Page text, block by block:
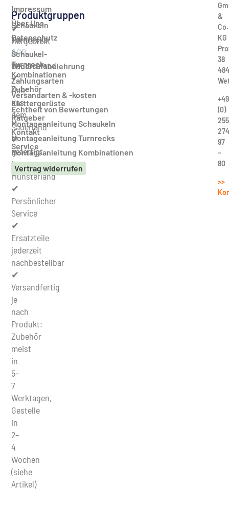
✔
Hergestellt
in
Deutschland
✔
Holz
aus
dem
Sauerland
✔
gefertigt
im
Münsterland
✔
Persönlicher
Service
✔
Ersatzteile
jederzeit
nachbestellbar
✔
Versandfertig
je
nach
Produkt:
Zubehör
meist
in
5–
7
Werktagen,
Gestelle
in
2–
4
Wochen
(siehe
Artikel)
Impressum
Über Uns
Datenschutz
AGB
Widerrufsbelehrung
Zahlungsarten
Versandarten & -kosten
Echtheit von Bewertungen
Montageanleitung Schaukeln
Montageanleitung Turnrecks
Montageanleitung Kombinationen
Vertrag widerrufen
Produktgruppen
Schaukeln
Turnrecks
Schaukel-
Turnreck-
Kombinationen
Zubehör
Klettergerüste
Ratgeber
Kontakt
Service
&
Co.
KG
38
+49
(0)
274
97
–
80
>>